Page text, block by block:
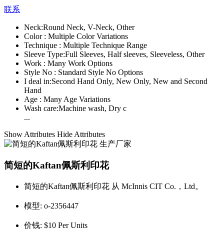
联系
Neck:Round Neck, V-Neck, Other
Color : Multiple Color Variations
Technique : Multiple Technique Range
Sleeve Type:Full Sleeves, Half sleeves, Sleeveless, Other
Work : Many Work Options
Style No : Standard Style No Options
I deal in:Second Hand Only, New Only, New and Second
Hand
Age : Many Age Variations
Wash care:Machine wash, Dry c
...
Show Attributes Hide Attributes
简短的Kaftan佩斯利印花
简短的Kaftan佩斯利印花 从 McInnis CIT Co.，Ltd。
模型: o-2356447
价钱: $10 Per Units